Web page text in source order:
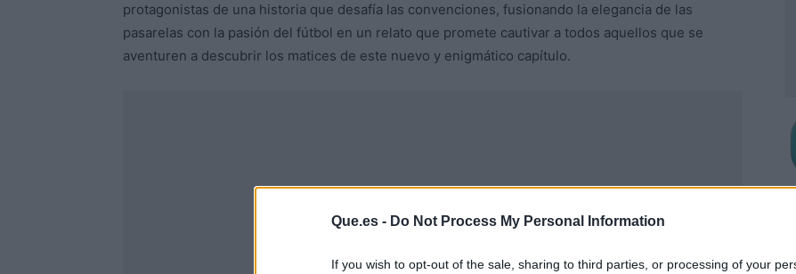
Que.es - Do Not Process My Personal Information
If you wish to opt-out of the sale, sharing to third parties, or processing of your
protagonistas de una historia que desafía las convenciones, fusionando la elegancia de las
pasarelas con la pasión del fútbol en un relato que promete cautivar a todos aquellos que se
aventuren a descubrir los matices de este nuevo y enigmático capítulo.